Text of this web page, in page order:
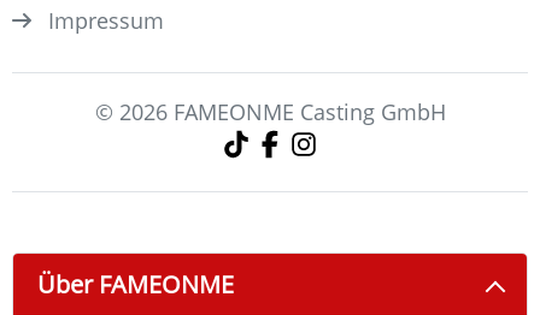
Impressum
© 2026 FAMEONME Casting GmbH
Über FAMEONME